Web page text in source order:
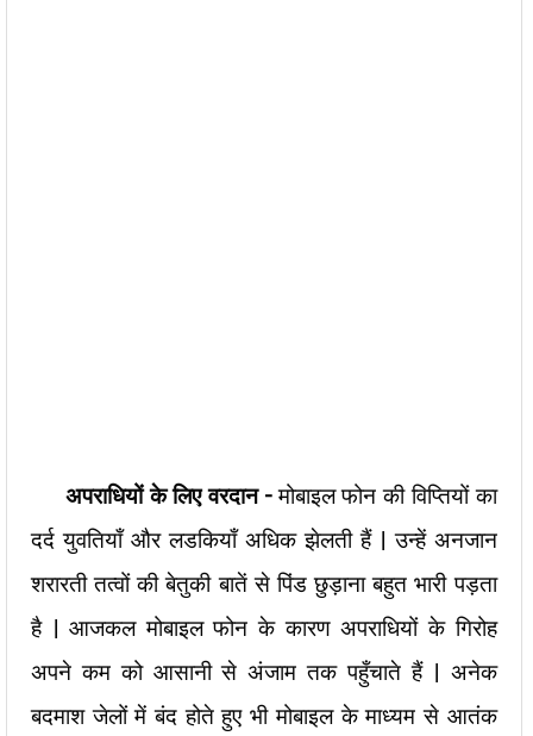
अपराधियों के लिए वरदान –मोबाइल फोन की विप्तियों का
दर्द युवतियाँ और लडकियाँ अधिक झेलती हैं | उन्हें अनजान
शरारती तत्वों की बेतुकी बातें से पिंड छुड़ाना बहुत भारी पड़ता
है | आजकल मोबाइल फोन के कारण अपराधियों के गिरोह
अपने कम को आसानी से अंजाम तक पहुँचाते हैं | अनेक
बदमाश जेलों में बंद होते हुए भी मोबाइल के माध्यम से आतंक